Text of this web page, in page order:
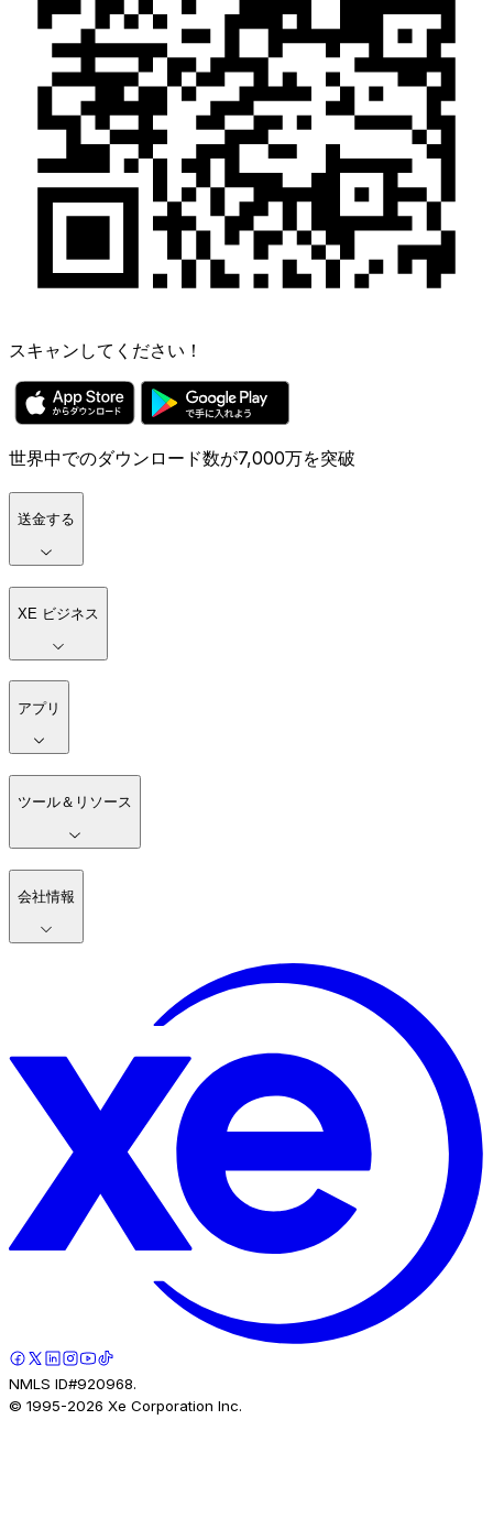
スキャンしてください！
世界中でのダウンロード数が7,000万を突破
送金する
XE ビジネス
アプリ
ツール＆リソース
会社情報
NMLS ID#920968.
© 1995-2026 Xe Corporation Inc.